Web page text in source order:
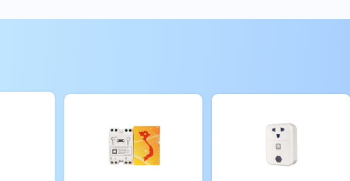
chuyển vào khu vực hành lang hoặc
cơ rèm Aqara, công tắc có thể được
lịch trình để đèn tự động bật khi trời